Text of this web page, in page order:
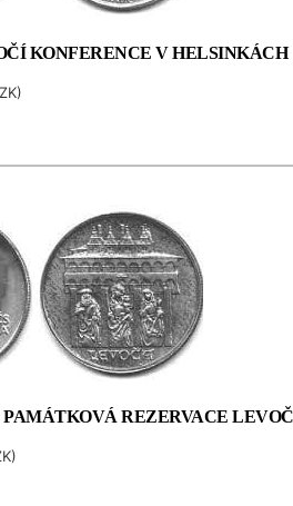
KONFERENCE V HELSINKÁCH
)
PAMÁTKOVÁ REZERVACE
)